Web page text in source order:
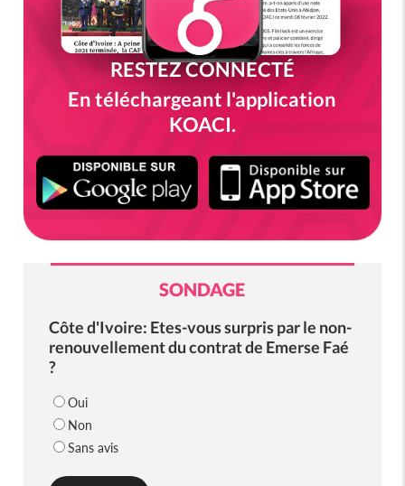
RESTEZ CONNECTÉ
En téléchargeant l'application
KOACI.
SONDAGE
Côte d'Ivoire: Etes-vous surpris par le non-
renouvellement du contrat de Emerse Faé
?
Oui
Non
Sans avis